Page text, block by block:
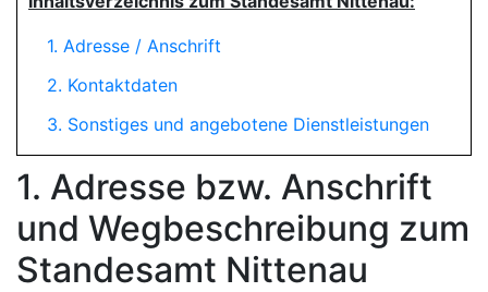
1. Adresse / Anschrift
2. Kontaktdaten
3. Sonstiges und angebotene Dienstleistungen
1. Adresse bzw. Anschrift
und Wegbeschreibung zum
Standesamt Nittenau